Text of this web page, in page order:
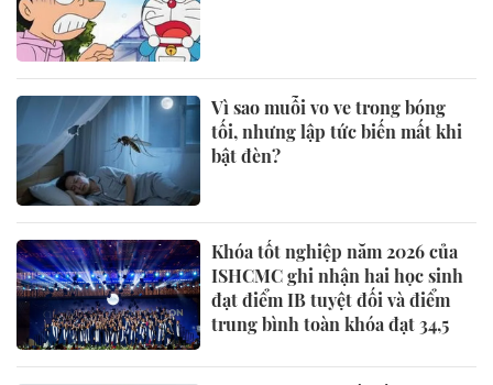
Vì sao muỗi vo ve trong bóng
tối, nhưng lập tức biến mất khi
bật đèn?
Khóa tốt nghiệp năm 2026 của
ISHCMC ghi nhận hai học sinh
đạt điểm IB tuyệt đối và điểm
trung bình toàn khóa đạt 34,5